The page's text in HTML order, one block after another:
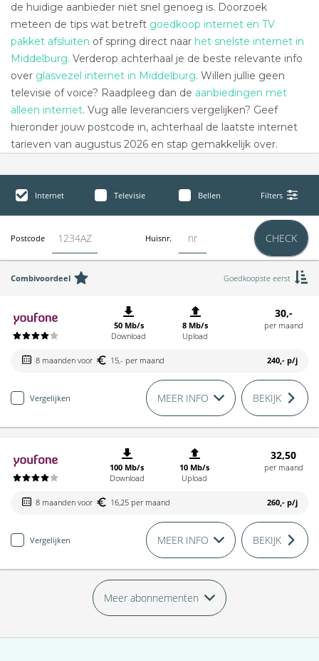
de huidige aanbieder niet snel genoeg is. Doorzoek
meteen de tips wat betreft goedkoop internet en TV
pakket afsluiten of spring direct naar het snelste internet in
Middelburg. Verderop achterhaal je de beste relevante info
over glasvezel internet in Middelburg. Willen jullie geen
televisie of voice? Raadpleeg dan de aanbiedingen met
alleen internet. Vug alle leveranciers vergelijken? Geef
hieronder jouw postcode in, achterhaal de laatste internet
tarieven van augustus 2026 en stap gemakkelijk over.
Internet Televisie Bellen Filters
Postcode Huisnr. CHECK
Combivoordeel Goedkoopste eerst
50 Mb/s
Download
8 Mb/s
Upload
30,-
per maand
8 maanden voor 15,- per maand 240,- p/j
Vergelijken MEER INFO BEKIJK
100 Mb/s
Download
10 Mb/s
Upload
32,50
per maand
8 maanden voor 16,25 per maand 260,- p/j
Vergelijken MEER INFO BEKIJK
Meer abonnementen